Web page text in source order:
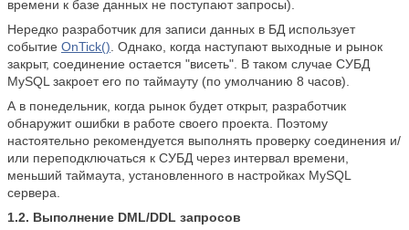
времени к базе данных не поступают запросы).
Нередко разработчик для записи данных в БД использует
событие OnTick(). Однако, когда наступают выходные и рынок
закрыт, соединение остается "висеть". В таком случае СУБД
MySQL закроет его по таймауту (по умолчанию 8 часов).
А в понедельник, когда рынок будет открыт, разработчик
обнаружит ошибки в работе своего проекта. Поэтому
настоятельно рекомендуется выполнять проверку соединения и/
или переподключаться к СУБД через интервал времени,
меньший таймаута, установленного в настройках MySQL
сервера.
1.2. Выполнение DML/DDL запросов